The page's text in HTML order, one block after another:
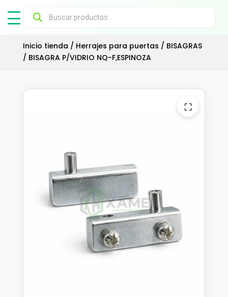
Búsqueda
productos
Inicio tienda / Herrajes para puertas / BISAGRAS
/ BISAGRA P/VIDRIO NQ-F,ESPINOZA
⛶